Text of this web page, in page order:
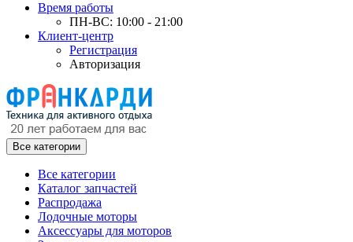
Время работы
ПН-ВС: 10:00 - 21:00
Клиент-центр
Регистрация
Авторизация
Все категории
Все категории
Каталог запчастей
Распродажа
Лодочные моторы
Аксессуары для моторов